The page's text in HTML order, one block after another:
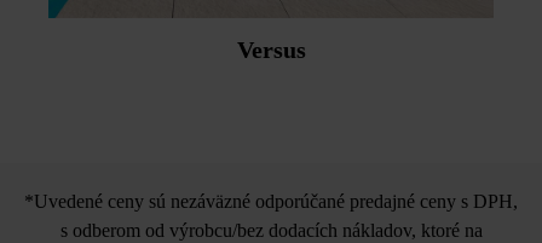
Versus
*Uvedené ceny sú nezáväzné odporúčané predajné ceny s DPH,
s odberom od výrobcu/bez dodacích nákladov, ktoré na